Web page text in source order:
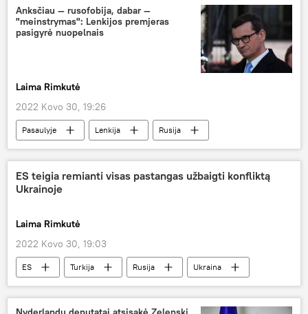
ginkluotė
Rusija
Anksčiau — rusofobija, dabar —
"meinstrymas": Lenkijos premjeras
pasigyrė nuopelnais
Laima Rimkutė
2022 Kovo 30, 19:26
Pasaulyje Lenkija Rusija
ES teigia remianti visas pastangas užbaigti konfliktą
Ukrainoje
Laima Rimkutė
2022 Kovo 30, 19:03
ES Turkija Rusija
Ukraina
Pasaulyje